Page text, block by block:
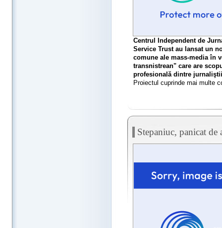
Centrul Independent de
Service Trust au lansat un
comune ale mass-media în
transnistrean" care are
profesională dintre
Proiectul cuprinde mai multe
Stepaniuc, panicat